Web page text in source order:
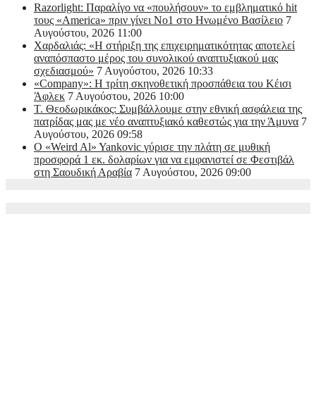
Razorlight: Παραλίγο να «πουλήσουν» το εμβληματικό hit
τους «America» πριν γίνει Νο1 στο Ηνωμένο Βασίλειο 7
Αυγούστου, 2026 11:00
Χαρδαλιάς: «Η στήριξη της επιχειρηματικότητας αποτελεί
αναπόσπαστο μέρος του συνολικού αναπτυξιακού μας
σχεδιασμού» 7 Αυγούστου, 2026 10:33
«Company»: Η τρίτη σκηνοθετική προσπάθεια του Κέισι
Άφλεκ 7 Αυγούστου, 2026 10:00
Τ. Θεοδωρικάκος: Συμβάλλουμε στην εθνική ασφάλεια της
πατρίδας μας με νέο αναπτυξιακό καθεστώς για την Άμυνα 7
Αυγούστου, 2026 09:58
Ο «Weird Al» Yankovic γύρισε την πλάτη σε μυθική
προσφορά 1 εκ. δολαρίων για να εμφανιστεί σε Φεστιβάλ
στη Σαουδική Αραβία 7 Αυγούστου, 2026 09:00